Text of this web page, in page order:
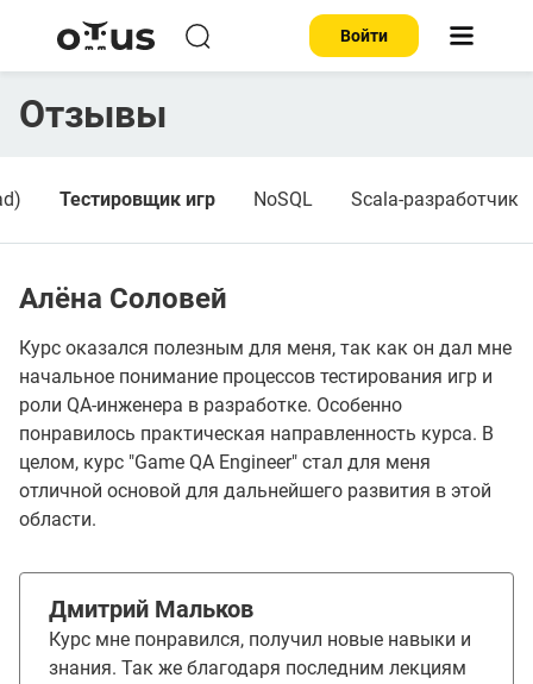
Войти
Отзывы
Тестировщик игр NoSQL Scala-разработчик
Алёна Соловей
Курс оказался полезным для меня, так как он дал мне
начальное понимание процессов тестирования игр и
роли QA-инженера в разработке. Особенно
понравилось практическая направленность курса. В
целом, курс "Game QA Engineer" стал для меня
отличной основой для дальнейшего развития в этой
области.
Дмитрий Мальков
Курс мне понравился, получил новые навыки и
знания. Так же благодаря последним лекциям